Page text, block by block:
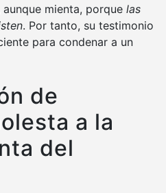
mienta, porque las
. Por tanto, su testimonio
para condenar a un
de
a la
del